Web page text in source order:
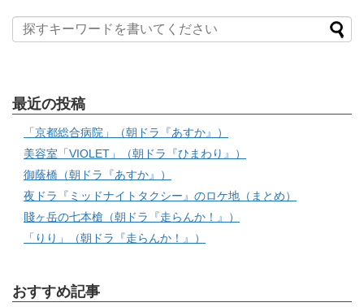
最近の投稿
「京都総合病院」（朝ドラ『あすか』）
美容室「VIOLET」（朝ドラ『ひまわり』）
御蔭橋（朝ドラ『あすか』）
夜ドラ『ミッドナイトタクシー』のロケ地（まとめ）
賤ヶ岳の七本槍（朝ドラ『走らんか！』）
「りり」（朝ドラ『走らんか！』）
おすすめ記事